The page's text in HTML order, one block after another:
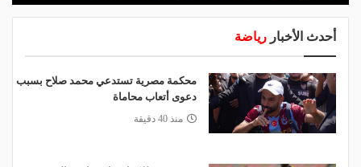
أحدث الأخبار رياضة
محكمة مصرية تستدعي محمد صلاح بسبب
دعوى أتعاب محاماة
منذ 40 دقيقة